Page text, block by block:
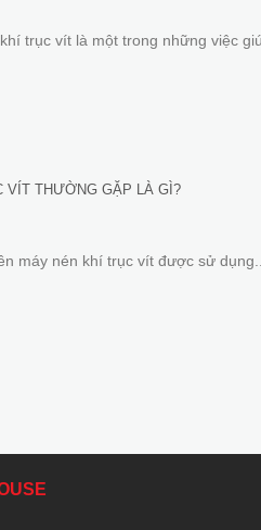
trục vít là một trong những việc
VÍT THƯỜNG GẶP LÀ GÌ?
máy nén khí trục vít được sử dụng...